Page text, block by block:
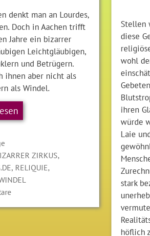
denkt man an Lourdes,
Doch in Aachen trifft
Jahre ein bizarrer
Leichtgläubigen,
und Betrügern.
ihnen aber nicht als
als Windel.
ZIRKUS,
, RELIQUIE,
Stellen
diese
wohl
ihren
würde
Laie
stark
höflich